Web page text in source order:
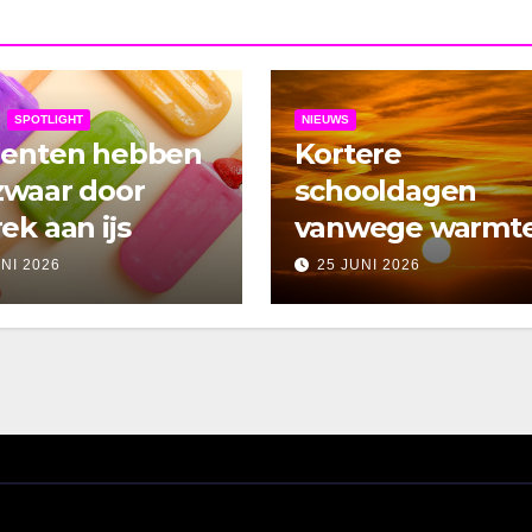
SPOTLIGHT
hebben
door
aan ijs
2026
NIEUWS
Kortere
schooldagen
vanwege
25 JUNI 2026